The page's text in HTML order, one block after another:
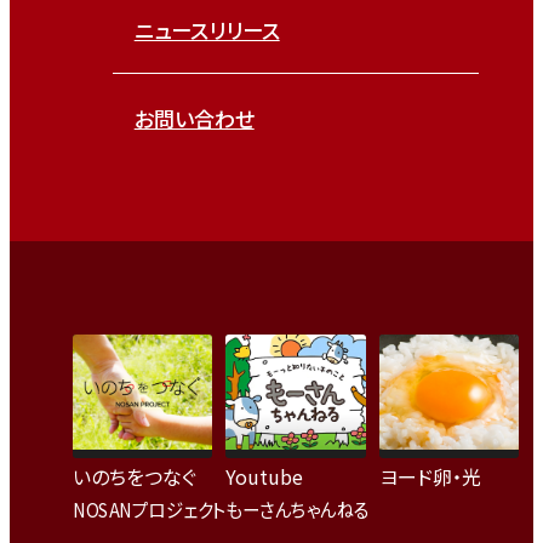
ニュースリリース
お問い合わせ
いのちをつなぐ
NOSANプロジェクト
Youtube
もーさんちゃんねる
ヨード卵・光